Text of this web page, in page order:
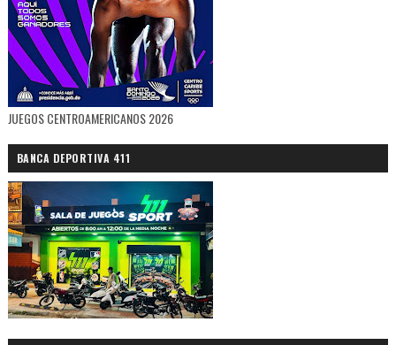
JUEGOS CENTROAMERICANOS 2026
BANCA DEPORTIVA 411